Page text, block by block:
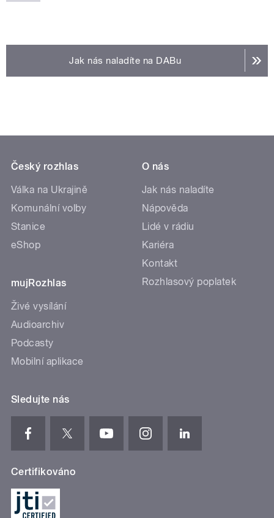
Jak nás naladíte na DABu
Český rozhlas
Válka na Ukrajině
Komunální volby
Stanice
eShop
mujRozhlas
Živé vysílání
Audioarchiv
Podcasty
Mobilní aplikace
O nás
Jak nás naladíte
Nápověda
Lidé v rádiu
Kariéra
Kontakt
Rozhlasový poplatek
Sledujte nás
Certifikováno